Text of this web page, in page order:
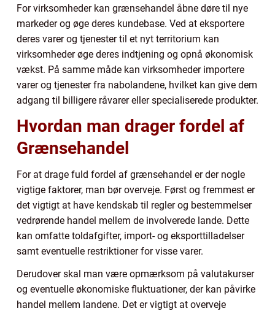
For virksomheder kan grænsehandel åbne døre til nye
markeder og øge deres kundebase. Ved at eksportere
deres varer og tjenester til et nyt territorium kan
virksomheder øge deres indtjening og opnå økonomisk
vækst. På samme måde kan virksomheder importere
varer og tjenester fra nabolandene, hvilket kan give dem
adgang til billigere råvarer eller specialiserede produkter.
Hvordan man drager fordel af
Grænsehandel
For at drage fuld fordel af grænsehandel er der nogle
vigtige faktorer, man bør overveje. Først og fremmest er
det vigtigt at have kendskab til regler og bestemmelser
vedrørende handel mellem de involverede lande. Dette
kan omfatte toldafgifter, import- og eksporttilladelser
samt eventuelle restriktioner for visse varer.
Derudover skal man være opmærksom på valutakurser
og eventuelle økonomiske fluktuationer, der kan påvirke
handel mellem landene. Det er vigtigt at overveje